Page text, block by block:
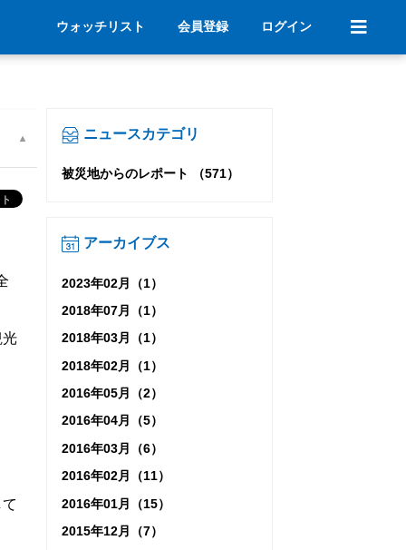
ウォッチリスト 会員登録 ログイン
ニュースカテゴリ
被災地からのレポート （571）
アーカイブス
2023年02月（1）
2018年07月（1）
2018年03月（1）
2018年02月（1）
2016年05月（2）
2016年04月（5）
2016年03月（6）
2016年02月（11）
2016年01月（15）
2015年12月（7）